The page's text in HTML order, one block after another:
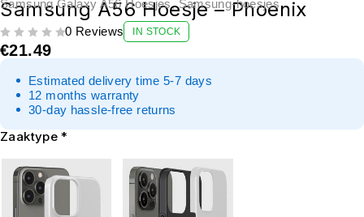
Samsung Galaxy A56 Hoesjes,Samsung-hoesjes
Samsung A56 Hoesje – Phoenix
0 Reviews IN STOCK
€21.49
Estimated delivery time 5-7 days
12 months warranty
30-day hassle-free returns
Zaaktype *